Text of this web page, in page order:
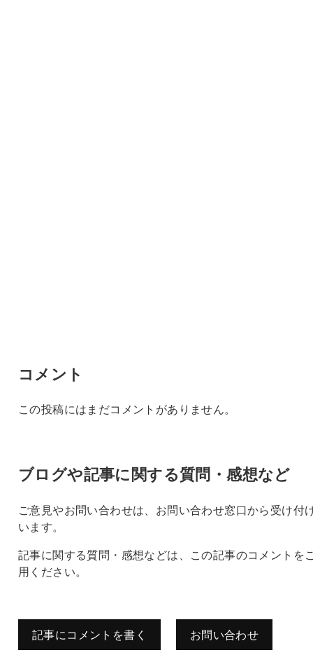
コメント
この投稿にはまだコメントがありません。
ブログや記事に関する質問・感想など
ご意見やお問い合わせは、お問い合わせ窓口から受け付
います。
記事に関する質問・感想などは、この記事のコメントを
用ください。
記事にコメントを書く お問い合わせ